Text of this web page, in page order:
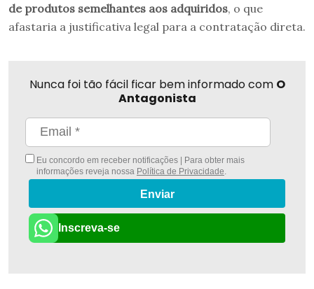
de produtos semelhantes aos adquiridos, o que
afastaria a justificativa legal para a contratação direta.
Nunca foi tão fácil ficar bem informado com O
Antagonista
Eu concordo em receber notificações | Para obter mais
informações reveja nossa Política de Privacidade
Enviar
Inscreva-se